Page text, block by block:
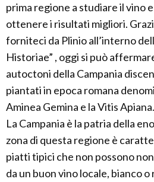
prima regione a studiare il vino
ottenere i risultati migliori.
forniteci da Plinio all’interno
Historiae” , oggi si può
autoctoni della Campania
piantati in epoca romana
Aminea Gemina e la Vitis Apiana.
La Campania è la patria della
zona di questa regione è
piatti tipici che non possono
da un buon vino locale, bianco o